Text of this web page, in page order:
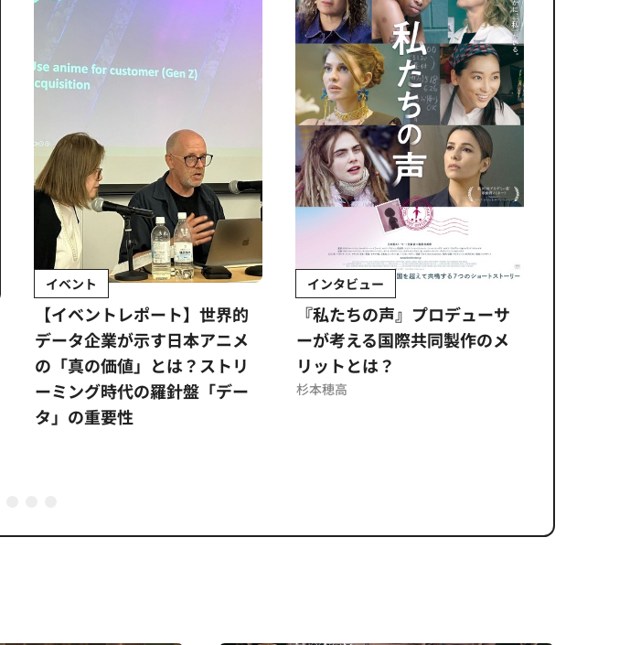
イベント
【イベントレポート】世界的
データ企業が示す日本アニメ
の「真の価値」とは？ストリ
ーミング時代の羅針盤「デー
タ」の重要性
インタビュー
『私たちの声』プロデューサ
ーが考える国際共同製作のメ
リットとは？
杉本穂高